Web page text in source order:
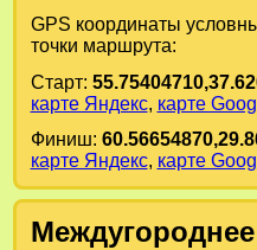
GPS координаты
точки маршрута:
Старт:
карте Яндекс, карте
Финиш:
карте Яндекс, карте